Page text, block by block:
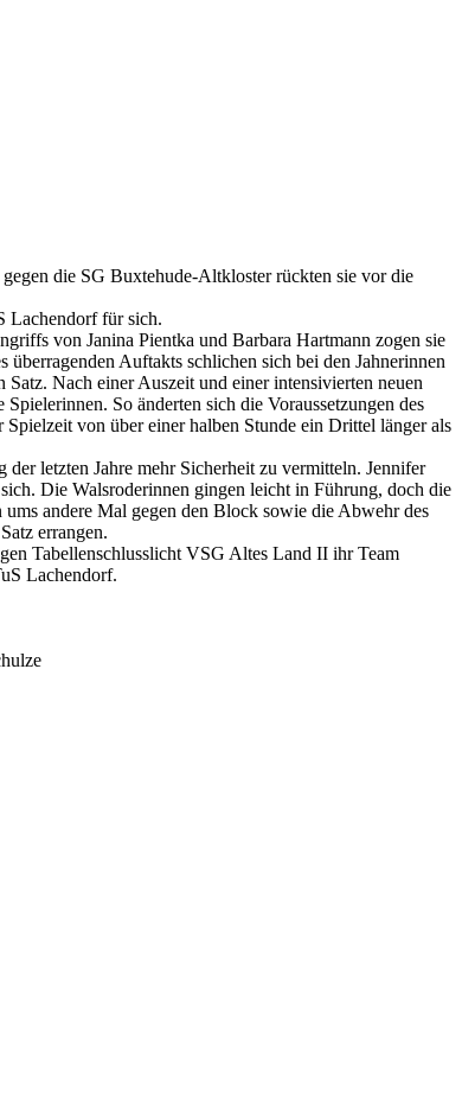
die SG Buxtehude-Altkloster rückten sie vor die
Lachendorf für sich.
von Janina Pientka und Barbara Hartmann zogen sie
Auftakts schlichen sich bei den Jahnerinnen
Nach einer Auszeit und einer intensivierten neuen
So änderten sich die Voraussetzungen des
von über einer halben Stunde ein Drittel länger als
letzten Jahre mehr Sicherheit zu vermitteln. Jennifer
Die Walsroderinnen gingen leicht in Führung, doch die
andere Mal gegen den Block sowie die Abwehr des
errangen.
Tabellenschlusslicht VSG Altes Land II ihr Team
Lachendorf.